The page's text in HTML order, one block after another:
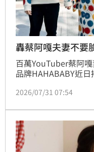
轟蔡阿嘎夫妻不
百萬YouTuber蔡阿
品牌HAHABABY近
批評。對此，向來敢
酸消費者買
再度掀起熱議。
2026/07/31 07:54